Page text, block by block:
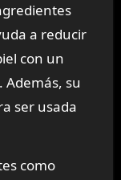
a reducir
con un
su
ser usada
como